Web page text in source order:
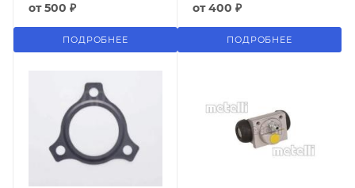
от500 ₽
ПОДРОБНЕЕ
от400 ₽
ПОДРОБНЕЕ